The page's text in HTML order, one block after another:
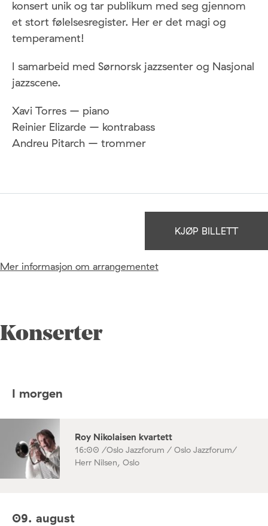
konsert unik og tar publikum med seg gjennom
et stort følelsesregister. Her er det magi og
temperament!
I samarbeid med Sørnorsk jazzsenter og Nasjonal
jazzscene.
Xavi Torres – piano
Reinier Elizarde – kontrabass
Andreu Pitarch – trommer
KJØP BILLETT
Mer informasjon om arrangementet
Konserter
I morgen
Roy Nikolaisen kvartett
16:00 /Oslo Jazzforum / Oslo Jazzforum/
Herr Nilsen, Oslo
09. august